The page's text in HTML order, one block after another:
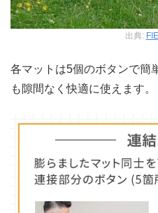
出典:
各マットは5個のボタンで簡
も隙間なく快適に使えます。